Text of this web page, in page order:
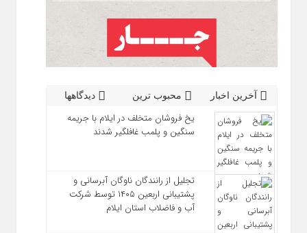
آخرین اخبار محبوب ترین دیدگاهها
یخ‌ فروشان متخلف در ایلام با جریمه
سنگین و پلمب غافلگیر شدند
تجلیل از رانندگان ناوگان آبرسانی و
پشتیبانی اربعین ۱۴۰۵ توسط شرکت
آب و فاضلاب استان ایلام